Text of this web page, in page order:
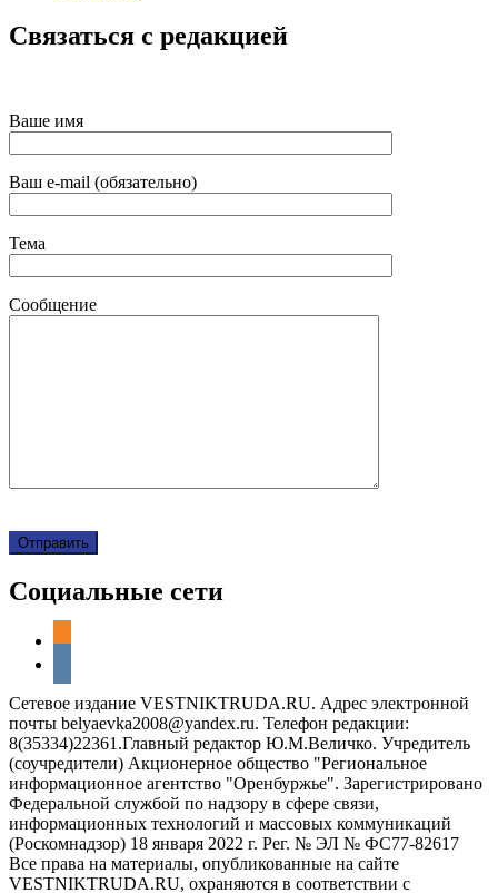
Связаться с редакцией
Ваше имя
Ваш e-mail (обязательно)
Тема
Сообщение
Социальные сети
Сетевое издание VESTNIKTRUDA.RU. Адрес электронной
почты belyaevka2008@yandex.ru. Телефон редакции:
8(35334)22361.Главный редактор Ю.М.Величко. Учредитель
(соучредители) Акционерное общество "Региональное
информационное агентство "Оренбуржье". Зарегистрировано
Федеральной службой по надзору в сфере связи,
информационных технологий и массовых коммуникаций
(Роскомнадзор) 18 января 2022 г. Рег. № ЭЛ № ФС77-82617
Все права на материалы, опубликованные на сайте
VESTNIKTRUDA.RU, охраняются в соответствии с